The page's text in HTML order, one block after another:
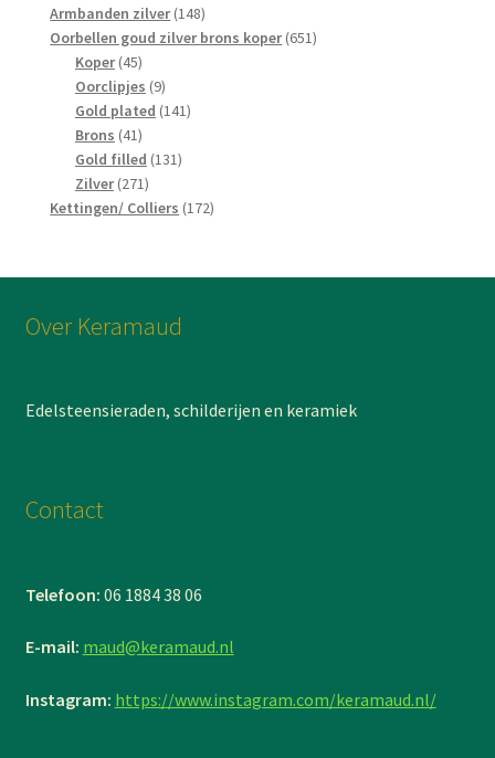
Armbanden zilver 148148
producten
Oorbellen goud zilver brons koper 651651
Koper 4545
producten
Oorclipjes 99
producten
Gold plated 141141
Brons 4141
producten
Gold filled 131131
Zilver 271271
producten
Kettingen/ Colliers 172172
Over Keramaud
Edelsteensieraden, schilderijen en keramiek
Contact
Telefoon: 06 1884 38 06
E-mail: maud@keramaud.nl
Instagram: https://www.instagram.com/keramaud.nl/